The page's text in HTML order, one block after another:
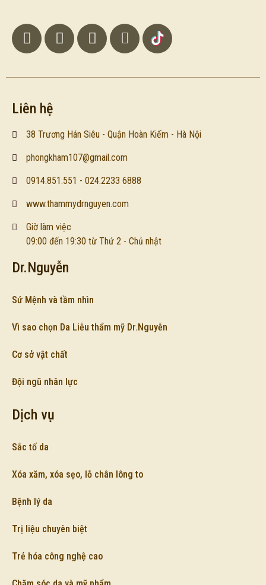
Liên hệ
38 Trương Hán Siêu - Quận Hoàn Kiếm - Hà Nội
phongkham107@gmail.com
0914.851.551 - 024.2233 6888
www.thammydrnguyen.com
Giờ làm việc
09:00 đến 19:30 từ Thứ 2 - Chủ nhật
Dr.Nguyễn
Sứ Mệnh và tầm nhìn
Vì sao chọn Da Liễu thẩm mỹ Dr.Nguyễn
Cơ sở vật chất
Đội ngũ nhân lực
Dịch vụ
Sắc tố da
Xóa xăm, xóa sẹo, lỗ chân lông to
Bệnh lý da
Trị liệu chuyên biệt
Trẻ hóa công nghệ cao